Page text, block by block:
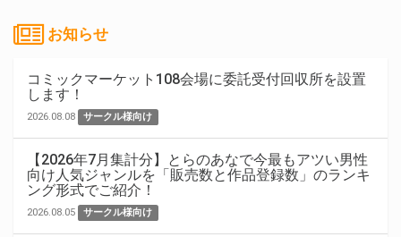
お知らせ
コミックマーケット108会場に委託受付回収所を設置
します！
2026.08.08 サークル様向け
【2026年7月集計分】とらのあなで今最もアツい男性
向け人気ジャンルを「販売数と作品登録数」のランキ
ング形式でご紹介！
2026.08.05 サークル様向け